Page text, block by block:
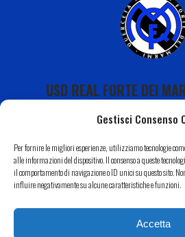
Gestisci Consenso
Per fornire le migliori esperienze, utilizziamo tecnologie
alle informazioni del dispositivo. Il consenso a queste
il comportamento di navigazione o ID unici su questo sito.
influire negativamente su alcune caratteristiche e funzioni.
Accetta
USD REAL FORTE DEI
Calendario
Il Nostro Territorio